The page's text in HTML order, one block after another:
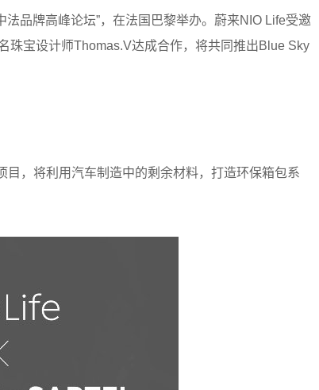
品牌高峰论坛”，在法国巴黎举办。蔚来NIO Life受邀
珠宝设计师Thomas.V达成合作，将共同推出Blue Sky
，将利用汽车制造中的剩余材料，打造环保箱包系